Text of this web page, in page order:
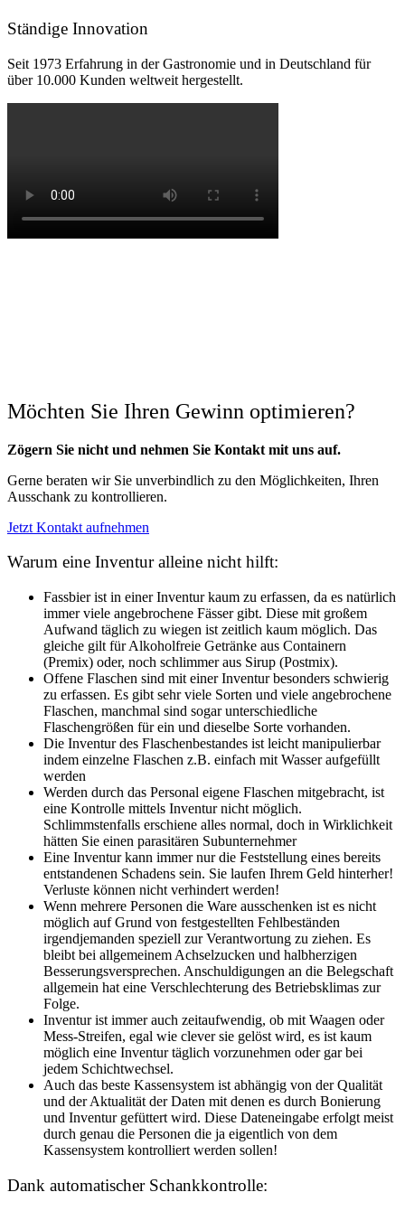
Ständige Innovation
Seit 1973 Erfahrung in der Gastronomie und in Deutschland für
über 10.000 Kunden weltweit hergestellt.
Möchten Sie Ihren Gewinn optimieren?
Zögern Sie nicht und nehmen Sie Kontakt mit uns auf.
Gerne beraten wir Sie unverbindlich zu den Möglichkeiten, Ihren
Ausschank zu kontrollieren.
Jetzt Kontakt aufnehmen
Warum eine Inventur alleine nicht hilft:
Fassbier ist in einer Inventur kaum zu erfassen, da es natürlich
immer viele angebrochene Fässer gibt. Diese mit großem
Aufwand täglich zu wiegen ist zeitlich kaum möglich. Das
gleiche gilt für Alkoholfreie Getränke aus Containern
(Premix) oder, noch schlimmer aus Sirup (Postmix).
Offene Flaschen sind mit einer Inventur besonders schwierig
zu erfassen. Es gibt sehr viele Sorten und viele angebrochene
Flaschen, manchmal sind sogar unterschiedliche
Flaschengrößen für ein und dieselbe Sorte vorhanden.
Die Inventur des Flaschenbestandes ist leicht manipulierbar
indem einzelne Flaschen z.B. einfach mit Wasser aufgefüllt
werden
Werden durch das Personal eigene Flaschen mitgebracht, ist
eine Kontrolle mittels Inventur nicht möglich.
Schlimmstenfalls erschiene alles normal, doch in Wirklichkeit
hätten Sie einen parasitären Subunternehmer
Eine Inventur kann immer nur die Feststellung eines bereits
entstandenen Schadens sein. Sie laufen Ihrem Geld hinterher!
Verluste können nicht verhindert werden!
Wenn mehrere Personen die Ware ausschenken ist es nicht
möglich auf Grund von festgestellten Fehlbeständen
irgendjemanden speziell zur Verantwortung zu ziehen. Es
bleibt bei allgemeinem Achselzucken und halbherzigen
Besserungsversprechen. Anschuldigungen an die Belegschaft
allgemein hat eine Verschlechterung des Betriebsklimas zur
Folge.
Inventur ist immer auch zeitaufwendig, ob mit Waagen oder
Mess-Streifen, egal wie clever sie gelöst wird, es ist kaum
möglich eine Inventur täglich vorzunehmen oder gar bei
jedem Schichtwechsel.
Auch das beste Kassensystem ist abhängig von der Qualität
und der Aktualität der Daten mit denen es durch Bonierung
und Inventur gefüttert wird. Diese Dateneingabe erfolgt meist
durch genau die Personen die ja eigentlich von dem
Kassensystem kontrolliert werden sollen!
Dank automatischer Schankkontrolle: